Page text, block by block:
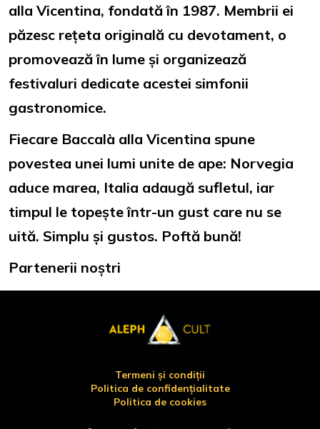
alla Vicentina, fondată în 1987. Membrii ei
păzesc rețeta originală cu devotament, o
promovează în lume și organizează
festivaluri dedicate acestei simfonii
gastronomice.
Fiecare Baccalà alla Vicentina spune
povestea unei lumi unite de ape: Norvegia
aduce marea, Italia adaugă sufletul, iar
timpul le topește într-un gust care nu se
uită. Simplu și gustos. Poftă bună!
Partenerii noștri
Termeni și condiții
Politica de confidențialitate
Politica de cookies